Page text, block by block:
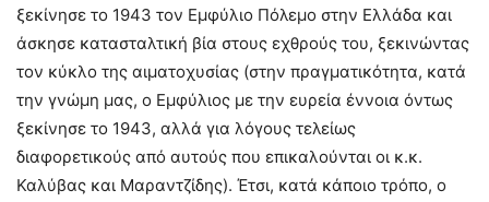
ξεκίνησε το 1943 τον Εμφύλιο Πόλεμο στην Ελλάδα και
άσκησε κατασταλτική βία στους εχθρούς του, ξεκινώντας
τον κύκλο της αιματοχυσίας (στην πραγματικότητα, κατά
την γνώμη μας, ο Εμφύλιος με την ευρεία έννοια όντως
ξεκίνησε το 1943, αλλά για λόγους τελείως
διαφορετικούς από αυτούς που επικαλούνται οι κ.κ.
Καλύβας και Μαραντζίδης). Έτσι, κατά κάποιο τρόπο, ο